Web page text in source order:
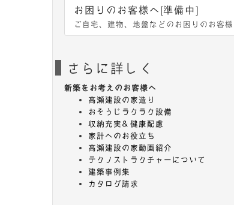
お困りのお客様へ[準備中]
ご自宅、建物、地盤などのお困りのお客
さらに詳しく
新築をお考えのお客様へ
高瀬建設の家造り
おそうじラクラク設備
収納充実＆健康配慮
家計へのお役立ち
高瀬建設の家動画紹介
テクノストラクチャーについて
建築事例集
カタログ請求